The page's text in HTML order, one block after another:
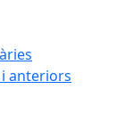
anteriors